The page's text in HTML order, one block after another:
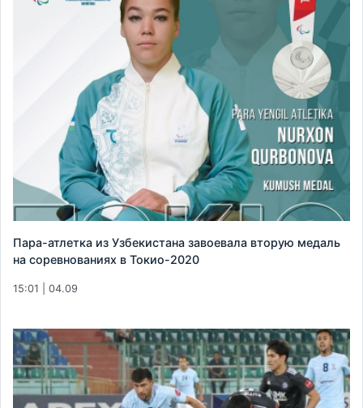
Пара-атлетка из Узбекистана завоевала вторую медаль
на соревнованиях в Токио-2020
15:01 | 04.09